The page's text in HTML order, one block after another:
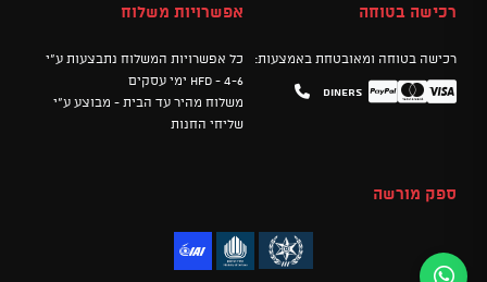
רכישה בטוחה
רכישה בטוחה ומאובטחת באמצעות:
Visa
Mastercard
PayPal
Diners
אפשרויות משלוח
כל אפשרויות המשלוח נתבצעות ע"י
HFD - 4-6 ימי עסקים
משלוח מהיר עד הבית - מבוצע ע"י
שליחי החנות
ספק מורשה